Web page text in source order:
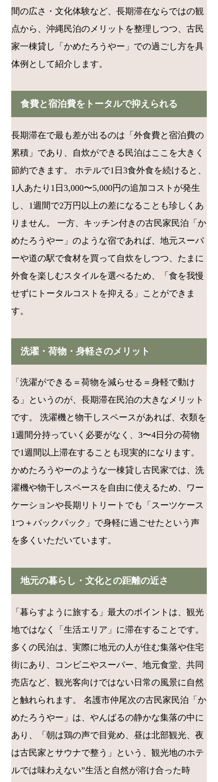
間の広さ・文化体験など、長期滞在ならではの観
点から、沖縄民泊のメリットを整理しつつ、古民
家一棟貸し「かめたろうやー」での過ごし方を具
体例として紹介します。
食費と宿泊費をトータルで抑えられる
長期滞在で最も差が出るのは「外食費と宿泊費の
累積」であり、自炊ができる民泊はここを大きく
節約できます。 ホテルで1日3食外食を続けると、
1人あたり1日3,000〜5,000円の追加コストが発生
し、1週間で2万円以上の差になることも珍しくあ
りません。 一方、キッチン付きの古民家民泊「か
めたろうやー」のような宿であれば、地元スーパ
ーや道の駅で食材を買って自炊をしつつ、たまに
外食を楽しむスタイルを選べるため、「食を我慢
せずにトータルコストを抑える」ことができま
す。
洗濯・荷物・身軽さのメリット
「洗濯ができる＝荷物を減らせる＝身軽で動け
る」というのが、長期滞在民泊の大きなメリット
です。 洗濯機と物干しスペースがあれば、衣類を
1週間分持っていく必要がなく、3〜4日分の荷物
で1週間以上滞在することも現実的になります。
かめたろうやーのような一棟貸し古民家では、洗
濯機や物干しスペースを自由に使えるため、ワー
ケーションや長期リトリートでも「スーツケース
1つ＋バックパック」で身軽に過ごせたという声
を多くいただいています。
地元の暮らし・文化との距離の近さ
「暮らすように旅する」最大のポイントは、観光
地ではなく「生活エリア」に滞在することです。
多くの民泊は、実際に地元の人が住む集落や住宅
街にあり、コンビニやスーパー、地元食堂、共同
売店など、観光客向けではない日常の風景に自然
と触れられます。 名護市仲尾次の古民家民泊「か
めたろうやー」は、やんばるの静かな集落の中に
あり、「朝は鶏の声で目覚め、昼は北部観光、夜
は古民家とサウナで整う」という、観光地のホテ
ルでは味わえない”生活と自然が溶け合った時